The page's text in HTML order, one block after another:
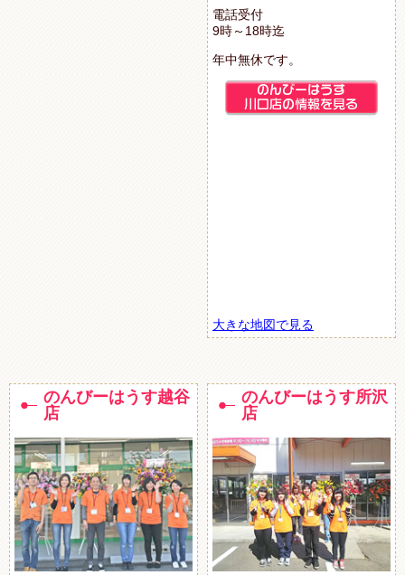
電話受付
9時～18時迄
年中無休です。
大きな地図で見る
のんびーはうす越谷
店
のんびーはうす所沢
店